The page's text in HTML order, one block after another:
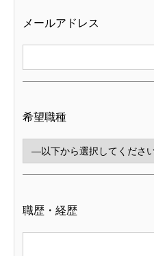
メールアドレス
希望職種
職歴・経歴